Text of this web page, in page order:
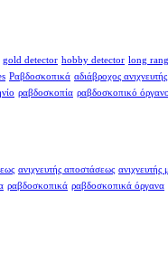
gold detector hobby detector long
Ραβδοσκοπικά αδιάβροχος ανιχνευτής
ραβδοσκοπία ραβδοσκοπικό όργανο
ανιχνευτής αποστάσεως ανιχνευτής
ραβδοσκοπικά ραβδοσκοπικά όργανα